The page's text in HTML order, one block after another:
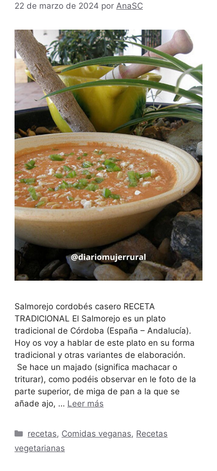
22 de marzo de 2024 por AnaSC
Salmorejo cordobés casero RECETA
TRADICIONAL El Salmorejo es un plato
tradicional de Córdoba (España – Andalucía).
Hoy os voy a hablar de este plato en su forma
tradicional y otras variantes de elaboración.
Se hace un majado (significa machacar o
triturar), como podéis observar en le foto de la
parte superior, de miga de pan a la que se
añade ajo, … Leer más
Categorías
recetas, Comidas veganas, Recetas
vegetarianas